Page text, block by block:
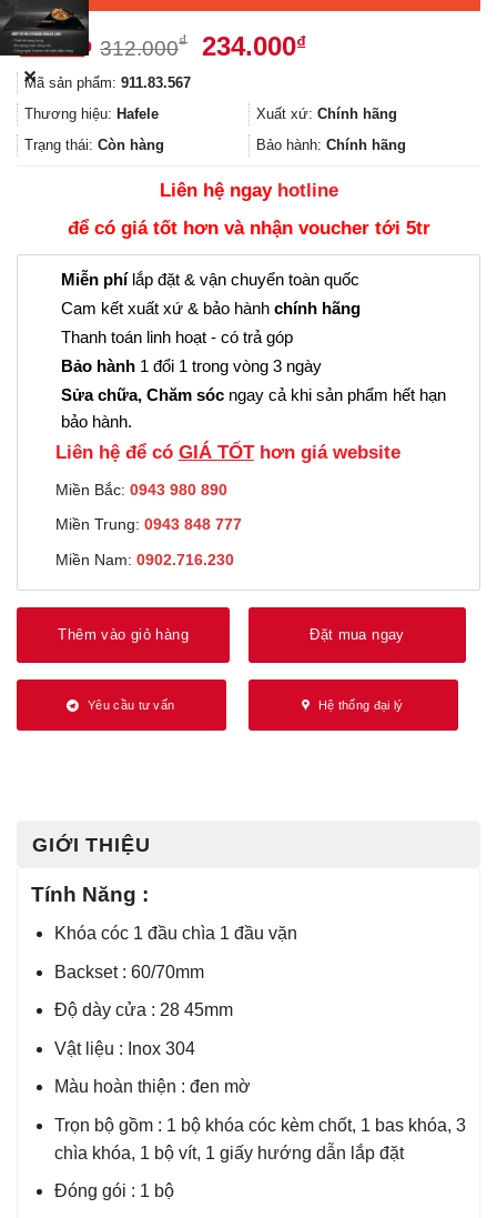
312.000₫
Giá
312.000₫.
234.000₫Giá
là:
234.000₫.
Mã sản phẩm: 911.83.567
Thương hiệu: Hafele Xuất xứ: Chính hãng
Trạng thái: Còn hàng Bảo hành: Chính hãng
Liên hệ ngay hotline
để có giá tốt hơn và nhận voucher tới 5tr
Miễn phílắp đặt & vận chuyển toàn quốc
Cam kết xuất xứ & bảo hành chính hãng
Thanh toán linh hoạt - có trả góp
Bảo hành 1 đổi 1 trong vòng 3 ngày
Sửa chữa, Chăm sóc ngay cả khi sản phẩm hết hạn
bảo hành.
Liên hệ để có GIÁ TỐThơn giá website
Miền Bắc: 0943 980 890
Miền Trung: 0943 848 777
Miền Nam: 0902.716.230
Thêm vào giỏ hàng Đặt mua ngay
Yêu cầu tư vấn Hệ thống đại lý
GIỚI THIỆU
Tính Năng :
Khóa cóc 1 đầu chìa 1 đầu vặn
Backset : 60/70mm
Độ dày cửa : 28 45mm
Vật liệu : Inox 304
Màu hoàn thiện : đen mờ
Trọn bộ gồm : 1 bộ khóa cóc kèm chốt, 1 bas khóa, 3
chìa khóa, 1 bộ vít, 1 giấy hướng dẫn lắp đặt
Đóng gói : 1 bộ
✕